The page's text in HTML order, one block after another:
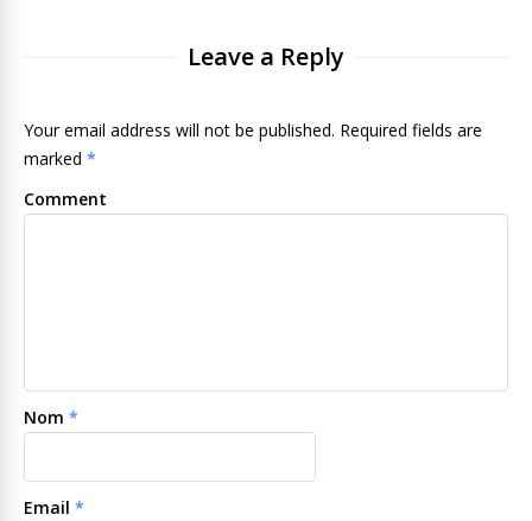
Leave a Reply
Your email address will not be published. Required fields are
marked *
Comment
Nom *
Email *